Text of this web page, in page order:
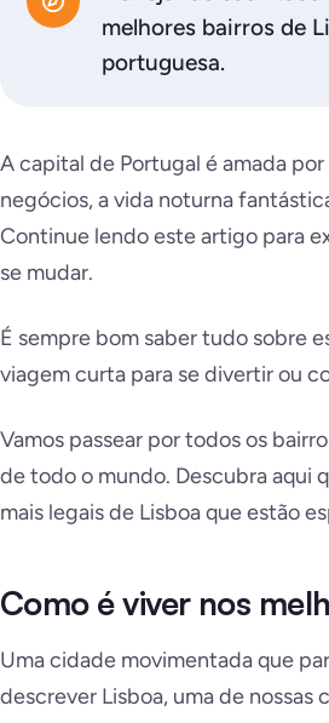
melhores bairros de
portuguesa.
A capital de Portugal é amada
negócios, a vida noturna
Continue lendo este artigo para
se mudar.
É sempre bom saber tudo sobre
viagem curta para se divertir ou
Vamos passear por todos os
de todo o mundo. Descubra aqui
mais legais de Lisboa que estão
Como é viver nos
Uma cidade movimentada que
descrever Lisboa, uma de nossas